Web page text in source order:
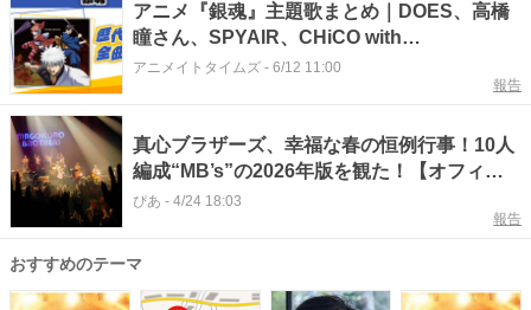
アニメ『銀魂』主題歌まとめ｜DOES、高橋
瞳さん、SPYAIR、CHiCO with
HoneyWorks、Tommy heavenly6らによる
アニメイトタイムズ - 6/12 11:00
報告
真心ブラザーズ、幸福な春の恒例行事！10人
編成“MB’s”の2026年版を観た！【オフィシ
ャルレポート】
ぴあ - 4/24 18:03
報告
おすすめのテーマ